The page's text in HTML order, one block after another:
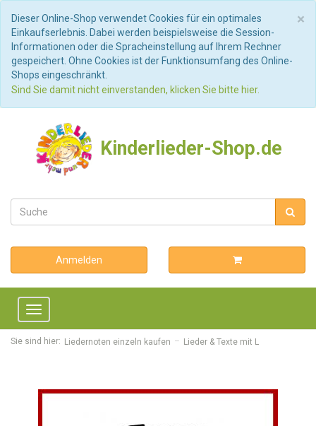
×
Dieser Online-Shop verwendet Cookies für ein optimales
Einkaufserlebnis. Dabei werden beispielsweise die Session-
Informationen oder die Spracheinstellung auf Ihrem Rechner
gespeichert. Ohne Cookies ist der Funktionsumfang des Online-
Shops eingeschränkt.
Sind Sie damit nicht einverstanden, klicken Sie bitte hier.
Kinderlieder-Shop.de
Anmelden
Toggle
navigation
Sie sind hier: Liedernoten einzeln kaufen Lieder & Texte mit L